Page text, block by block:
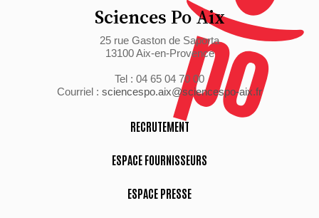
Sciences Po Aix
25 rue Gaston de Saporta
13100 Aix-en-Provence
Tel : 04 65 04 70 00
Courriel : sciencespo.aix@sciencespo-aix.fr
RECRUTEMENT
ESPACE FOURNISSEURS
ESPACE PRESSE